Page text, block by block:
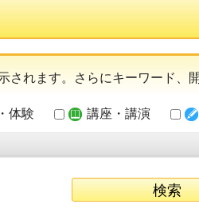
されます。さらにキーワード、
体験 講座・講演